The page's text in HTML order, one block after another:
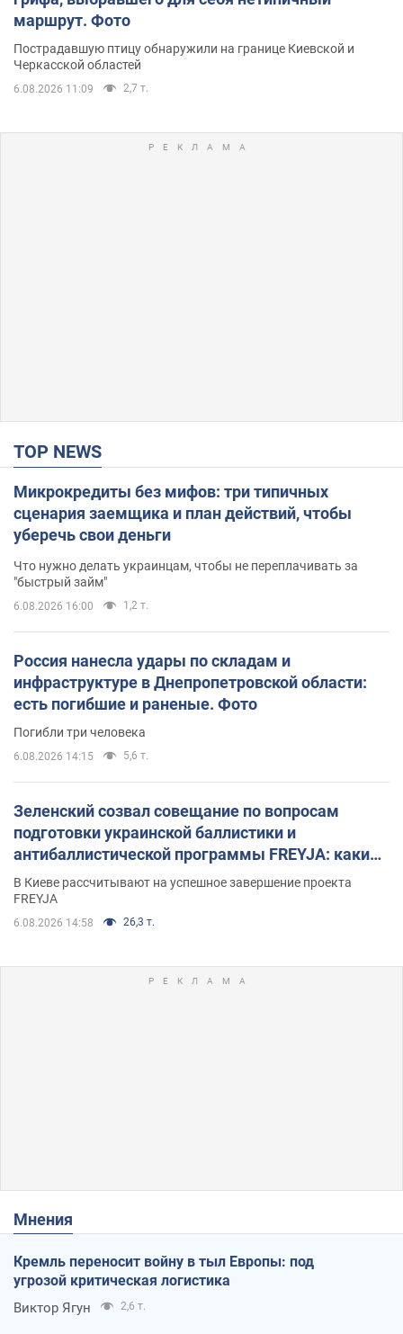
маршрут. Фото
Пострадавшую птицу обнаружили на границе Киевской и
Черкасской областей
6.08.2026 11:09 2,7 т.
TOP NEWS
Микрокредиты без мифов: три типичных
сценария заемщика и план действий, чтобы
уберечь свои деньги
Что нужно делать украинцам, чтобы не переплачивать за
"быстрый займ"
6.08.2026 16:00 1,2 т.
Россия нанесла удары по складам и
инфраструктуре в Днепропетровской области:
есть погибшие и раненые. Фото
Погибли три человека
6.08.2026 14:15 5,6 т.
Зеленский созвал совещание по вопросам
подготовки украинской баллистики и
антибаллистической программы FREYJA: какие
решения готовятся
В Киеве рассчитывают на успешное завершение проекта
FREYJA
6.08.2026 14:58 26,3 т.
Мнения
Кремль переносит войну в тыл Европы: под
угрозой критическая логистика
Виктор Ягун 2,6 т.